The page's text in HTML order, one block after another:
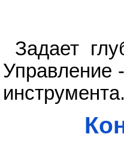
Задает
Управление
инструмента.